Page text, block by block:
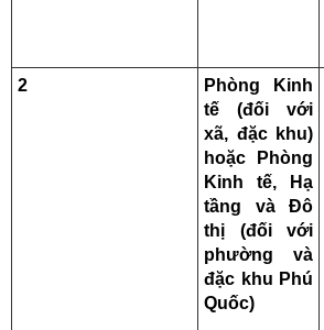
2
Phòng Kinh
tế (đối với
xã, đặc khu)
hoặc Phòng
Kinh tế, Hạ
tầng và Đô
thị (đối với
phường và
đặc khu Phú
Quốc)